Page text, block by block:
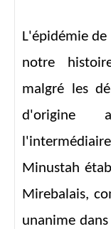
L'épidémie
notre
malgré les
d'origine
Minustah
Mirebalais,
unanime